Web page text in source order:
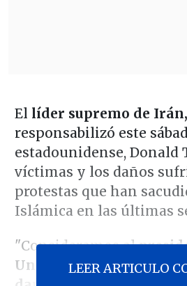
El líder supremo de
responsabilizó este
estadounidense, Donald
víctimas y los daños
protestas que han
Islámica en las últimas
"Consideramos al
Unidos culpable de las
LEER ARTICULO